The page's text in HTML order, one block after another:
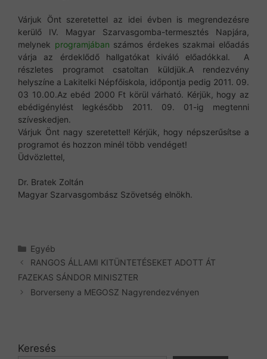
Várjuk Önt szeretettel az idei évben is megrendezésre
kerülő IV. Magyar Szarvasgomba-termesztés Napjára,
melynek programjában számos érdekes szakmai előadás
várja az érdeklődő hallgatókat kiváló előadókkal. A
részletes programot csatoltan küldjük.A rendezvény
helyszíne a Lakitelki Népfőiskola, időpontja pedig 2011. 09.
03 10.00.Az ebéd 2000 Ft körül várható. Kérjük, hogy az
ebédigénylést legkésőbb 2011. 09. 01-ig megtenni
szíveskedjen.
Várjuk Önt nagy szeretettel! Kérjük, hogy népszerűsítse a
programot és hozzon minél több vendéget!
Üdvözlettel,
Dr. Bratek Zoltán
Magyar Szarvasgombász Szövetség elnökh.
Kategória
Egyéb
RANGOS ÁLLAMI KITÜNTETÉSEKET ADOTT ÁT
FAZEKAS SÁNDOR MINISZTER
Borverseny a MEGOSZ Nagyrendezvényen
Keresés